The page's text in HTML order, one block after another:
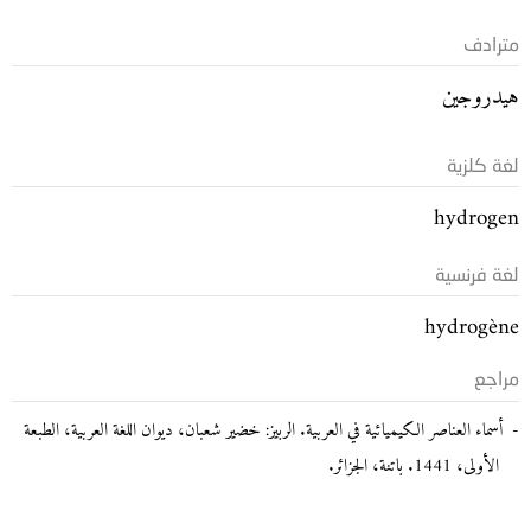
مترادف
هيدروجين
لغة كلزية
hydrogen
لغة فرنسية
hydrogène
مراجع
أسماء العناصر الكيميائية في العربية. الربيز: خضير شعبان، ديوان اللغة العربية، الطبعة
الأولى، 1441. باتنة، الجزائر.